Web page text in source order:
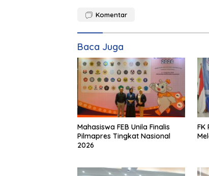
Komentar
Baca Juga
Mahasiswa FEB Unila Finalis
Pilmapres Tingkat Nasional
2026
FK